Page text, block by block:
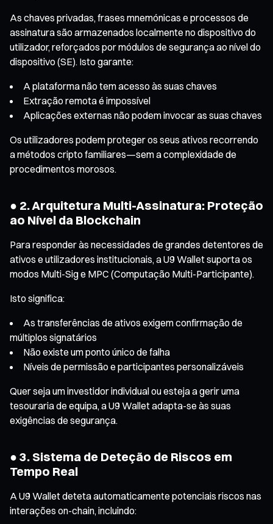
As chaves privadas, frases mnemónicas e processos de
assinatura são armazenados localmente no dispositivo do
utilizador, reforçados por módulos de segurança ao nível do
dispositivo (SE). Isto garante:
A plataforma não tem acesso às suas chaves
Extração remota é impossível
Aplicações externas não podem invocar as suas chaves
Os utilizadores podem proteger os seus ativos recorrendo
a métodos cripto familiares—sem a complexidade de
procedimentos morosos.
● 2. Arquitetura Multi-Assinatura: Proteção
ao Nível da Blockchain
Para responder às necessidades de grandes detentores de
ativos e utilizadores institucionais, a U9 Wallet suporta os
modos Multi-Sig e MPC (Computação Multi-Participante).
Isto significa:
As transferências de ativos exigem confirmação de
múltiplos signatários
Não existe um ponto único de falha
Níveis de permissão e participantes personalizáveis
Quer seja um investidor individual ou esteja a gerir uma
tesouraria de equipa, a U9 Wallet adapta-se às suas
exigências de segurança.
● 3. Sistema de Deteção de Riscos em
Tempo Real
A U9 Wallet deteta automaticamente potenciais riscos nas
interações on-chain, incluindo: